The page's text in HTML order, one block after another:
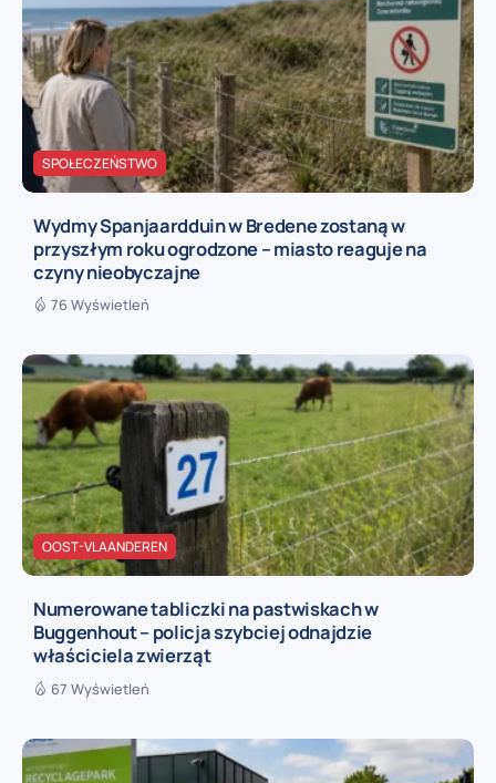
SPOŁECZEŃSTWO
Wydmy Spanjaardduin w Bredene zostaną w
przyszłym roku ogrodzone – miasto reaguje na
czyny nieobyczajne
76 Wyświetleń
OOST-VLAANDEREN
Numerowane tabliczki na pastwiskach w
Buggenhout – policja szybciej odnajdzie
właściciela zwierząt
67 Wyświetleń